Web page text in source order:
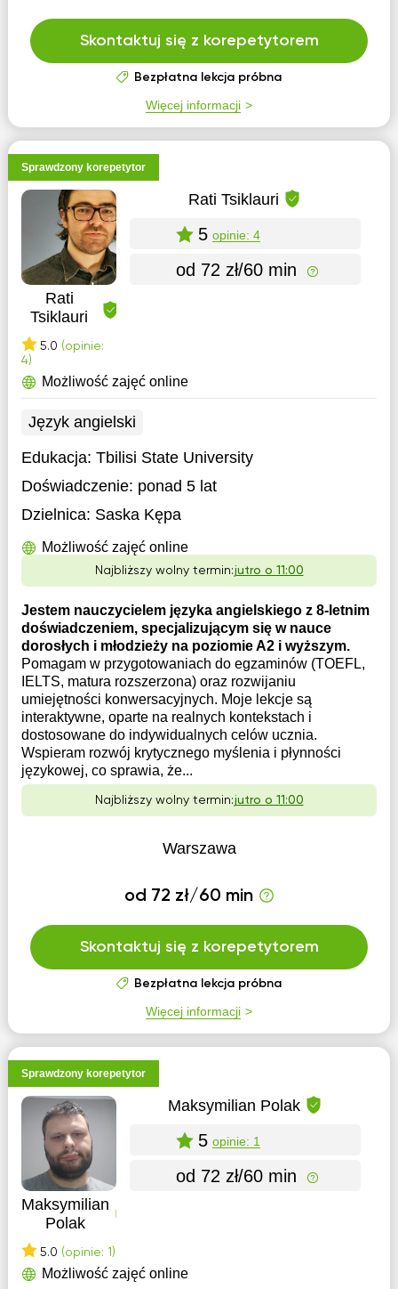
Skontaktuj się z korepetytorem
Bezpłatna lekcja próbna
Więcej informacji
Sprawdzony korepetytor
Rati
Tsiklauri
5.0 (opinie:
4)
Rati Tsiklauri
5 opinie: 4
od 72 zł/60 min
Możliwość zajęć online
Język angielski
Edukacja: Tbilisi State University
Doświadczenie: ponad 5 lat
Dzielnica: Saska Kępa
Możliwość zajęć online
Najbliższy wolny termin:jutro o 11:00
Jestem nauczycielem języka angielskiego z 8-letnim
doświadczeniem, specjalizującym się w nauce
dorosłych i młodzieży na poziomie A2 i wyższym.
Pomagam w przygotowaniach do egzaminów (TOEFL,
IELTS, matura rozszerzona) oraz rozwijaniu
umiejętności konwersacyjnych. Moje lekcje są
interaktywne, oparte na realnych kontekstach i
dostosowane do indywidualnych celów ucznia.
Wspieram rozwój krytycznego myślenia i płynności
językowej, co sprawia, że...
Najbliższy wolny termin:jutro o 11:00
Warszawa
od 72 zł/60 min
Skontaktuj się z korepetytorem
Bezpłatna lekcja próbna
Więcej informacji
Sprawdzony korepetytor
Maksymilian
Polak
5.0 (opinie: 1)
Maksymilian Polak
5 opinie: 1
od 72 zł/60 min
Możliwość zajęć online